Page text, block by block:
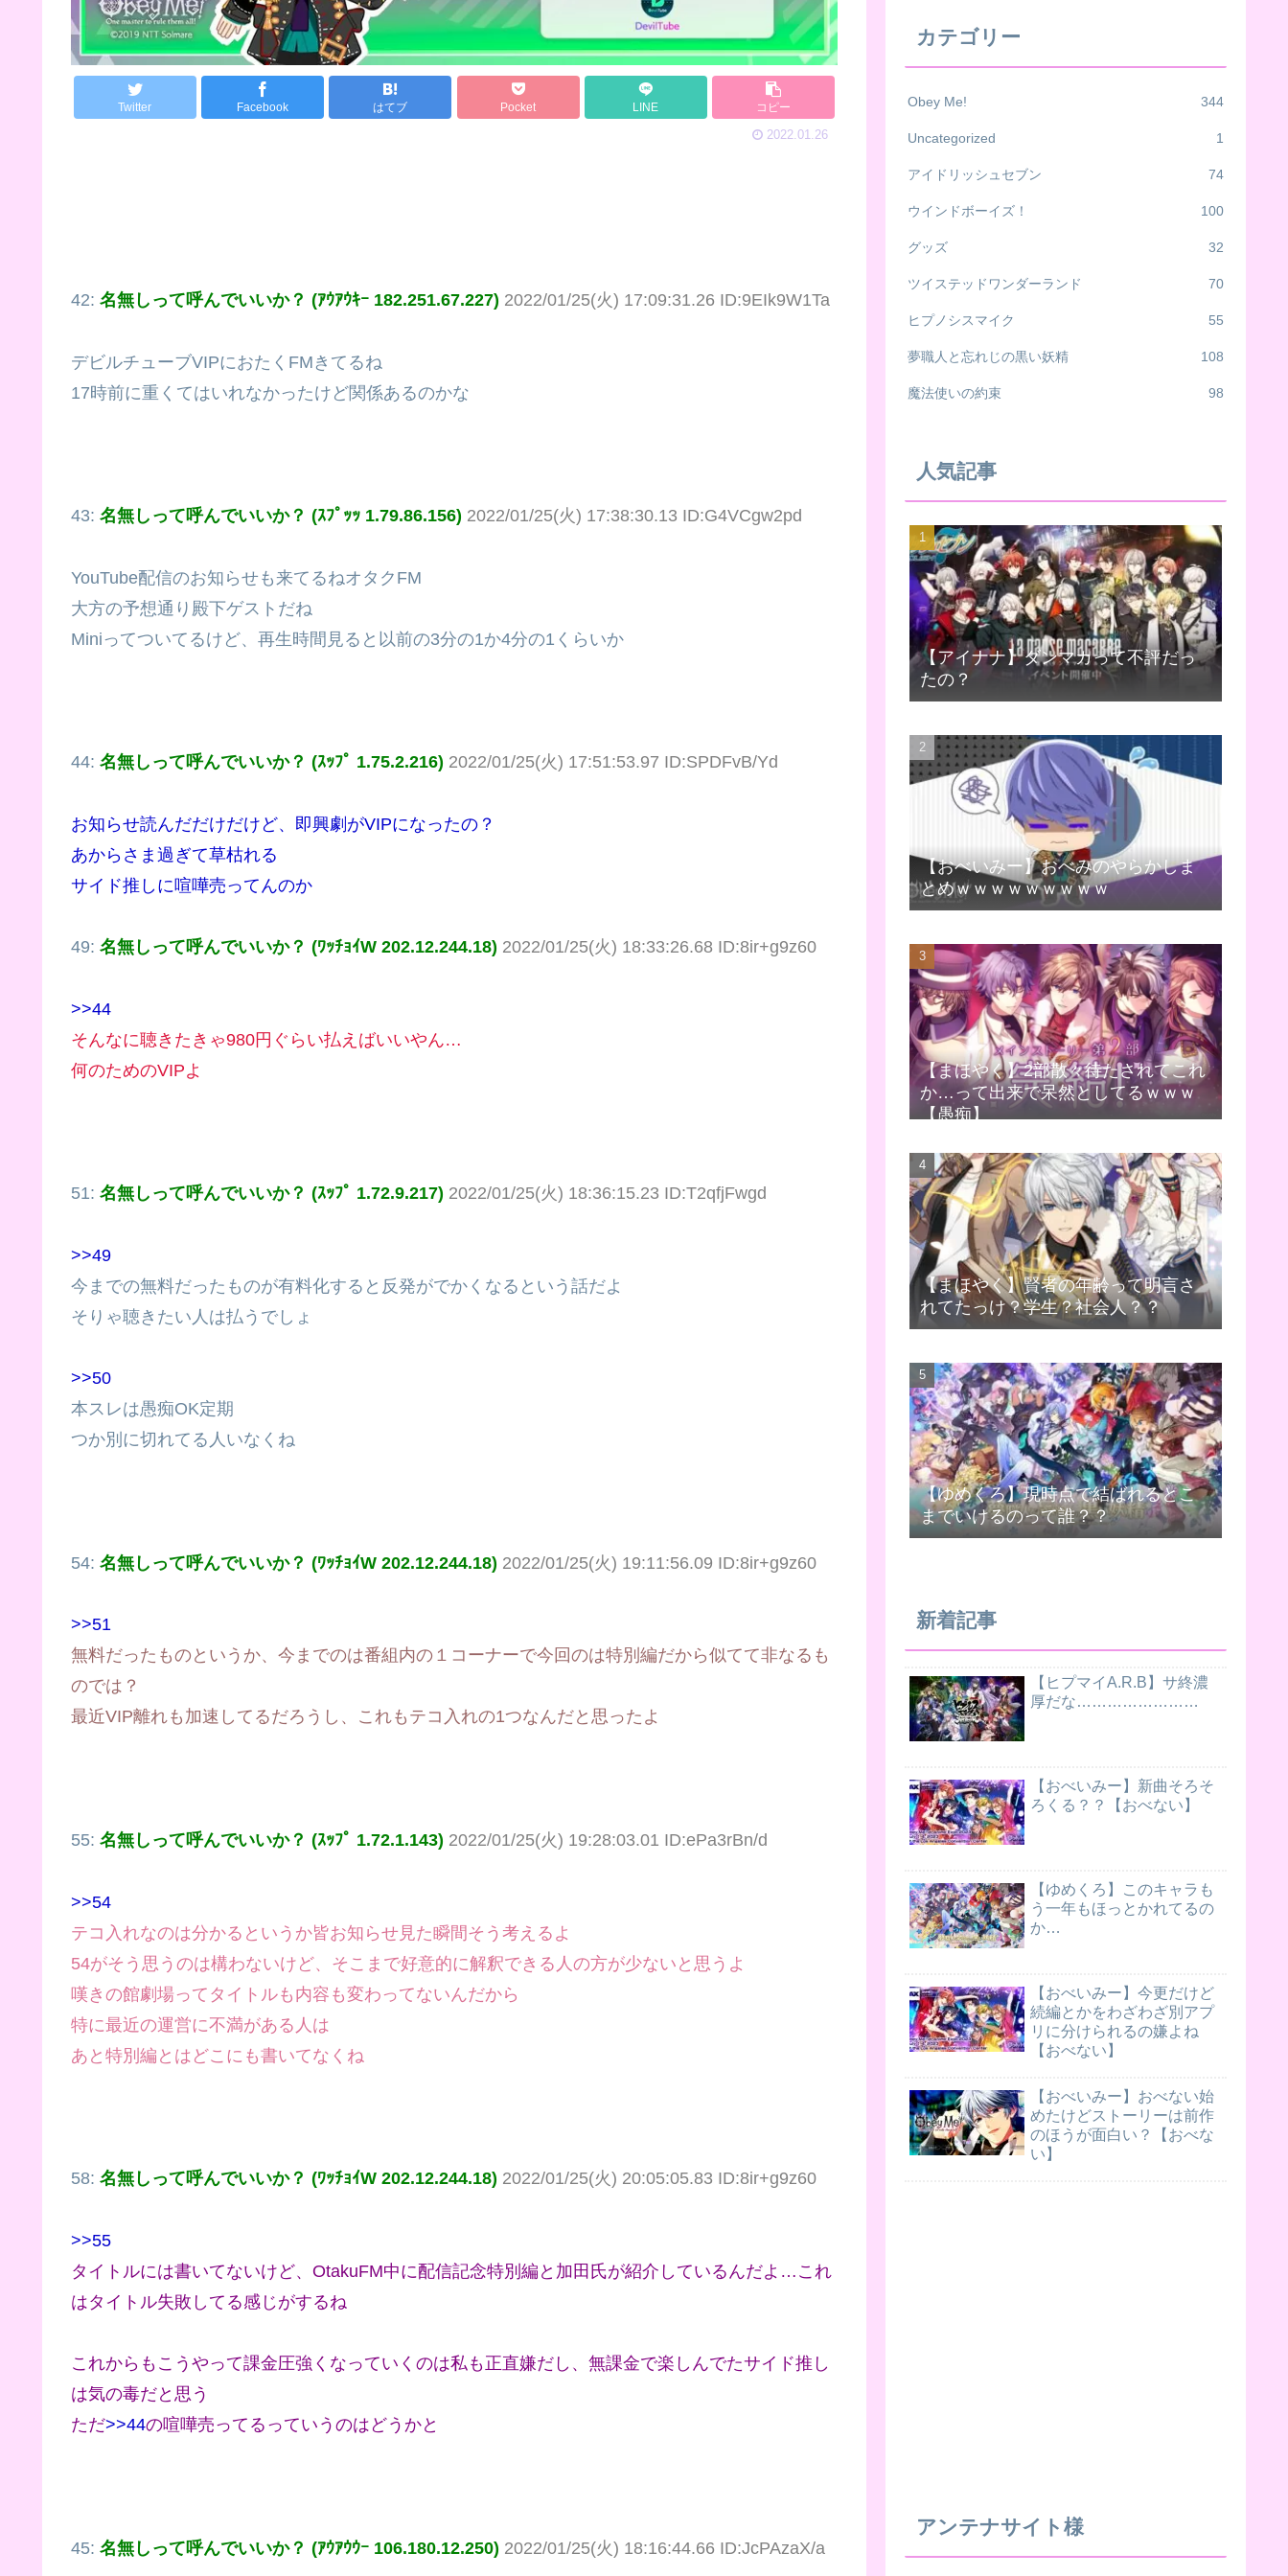
Twitter Facebook はてブ Pocket LINE コピー
2022.01.26
42: 名無しって呼んでいいか？ (ｱｳｱｳｷｰ 182.251.67.227) 2022/01/25(火) 17:09:31.26 ID:9EIk9W1Ta
デビルチューブVIPにおたくFMきてるね
17時前に重くてはいれなかったけど関係あるのかな
43: 名無しって呼んでいいか？ (ｽﾌﾟｯｯ 1.79.86.156) 2022/01/25(火) 17:38:30.13 ID:G4VCgw2pd
YouTube配信のお知らせも来てるねオタクFM
大方の予想通り殿下ゲストだね
Miniってついてるけど、再生時間見ると以前の3分の1か4分の1くらいか
44: 名無しって呼んでいいか？ (ｽｯﾌﾟ 1.75.2.216) 2022/01/25(火) 17:51:53.97 ID:SPDFvB/Yd
お知らせ読んだだけだけど、即興劇がVIPになったの？
あからさま過ぎて草枯れる
サイド推しに喧嘩売ってんのか
49: 名無しって呼んでいいか？ (ﾜｯﾁｮｲW 202.12.244.18) 2022/01/25(火) 18:33:26.68 ID:8ir+g9z60
>>44
そんなに聴きたきゃ980円ぐらい払えばいいやん…
何のためのVIPよ
51: 名無しって呼んでいいか？ (ｽｯﾌﾟ 1.72.9.217) 2022/01/25(火) 18:36:15.23 ID:T2qfjFwgd
>>49
今までの無料だったものが有料化すると反発がでかくなるという話だよ
そりゃ聴きたい人は払うでしょ
>>50
本スレは愚痴OK定期
つか別に切れてる人いなくね
54: 名無しって呼んでいいか？ (ﾜｯﾁｮｲW 202.12.244.18) 2022/01/25(火) 19:11:56.09 ID:8ir+g9z60
>>51
無料だったものというか、今までのは番組内の１コーナーで今回のは特別編だから似てて非なるも
のでは？
最近VIP離れも加速してるだろうし、これもテコ入れの1つなんだと思ったよ
55: 名無しって呼んでいいか？ (ｽｯﾌﾟ 1.72.1.143) 2022/01/25(火) 19:28:03.01 ID:ePa3rBn/d
>>54
テコ入れなのは分かるというか皆お知らせ見た瞬間そう考えるよ
54がそう思うのは構わないけど、そこまで好意的に解釈できる人の方が少ないと思うよ
嘆きの館劇場ってタイトルも内容も変わってないんだから
特に最近の運営に不満がある人は
あと特別編とはどこにも書いてなくね
58: 名無しって呼んでいいか？ (ﾜｯﾁｮｲW 202.12.244.18) 2022/01/25(火) 20:05:05.83 ID:8ir+g9z60
>>55
タイトルには書いてないけど、OtakuFM中に配信記念特別編と加田氏が紹介しているんだよ…これ
はタイトル失敗してる感じがするね
これからもこうやって課金圧強くなっていくのは私も正直嫌だし、無課金で楽しんでたサイド推し
は気の毒だと思う
ただ>>44の喧嘩売ってるっていうのはどうかと
45: 名無しって呼んでいいか？ (ｱｳｱｳｳｰ 106.180.12.250) 2022/01/25(火) 18:16:44.66 ID:JcPAzaX/a
カテゴリー
Obey Me! 344
Uncategorized 1
アイドリッシュセブン 74
ウインドボーイズ！ 100
グッズ 32
ツイステッドワンダーランド 70
ヒプノシスマイク 55
夢職人と忘れじの黒い妖精 108
魔法使いの約束 98
人気記事
【アイナナ】ダンマカって不評だっ
たの？
【おべいみー】おべみのやらかしま
とめｗｗｗｗｗｗｗｗｗ
【まほやく】2部散々待たされてこれ
か…って出来で呆然としてるｗｗｗ
【愚痴】
【まほやく】賢者の年齢って明言さ
れてたっけ？学生？社会人？？
【ゆめくろ】現時点で結ばれるとこ
までいけるのって誰？？
新着記事
【ヒプマイA.R.B】サ終濃
厚だな……………………
【おべいみー】新曲そろそ
ろくる？？【おべない】
【ゆめくろ】このキャラも
う一年もほっとかれてるの
か…
【おべいみー】今更だけど
続編とかをわざわざ別アプ
リに分けられるの嫌よね
【おべない】
【おべいみー】おべない始
めたけどストーリーは前作
のほうが面白い？【おべな
い】
アンテナサイト様